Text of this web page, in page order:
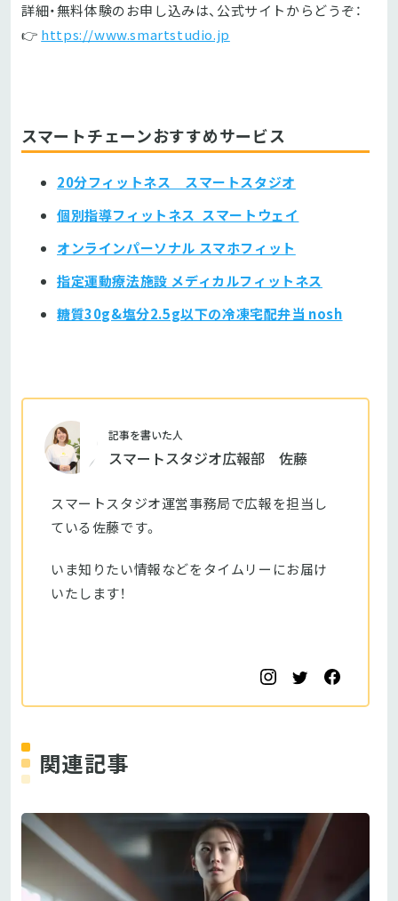
詳細・無料体験のお申し込みは、公式サイトからどうぞ：
👉 https://www.smartstudio.jp
スマートチェーンおすすめサービス
20分フィットネス スマートスタジオ
個別指導フィットネス スマートウェイ
オンラインパーソナル スマホフィット
指定運動療法施設 メディカルフィットネス
糖質30g&塩分2.5g以下の冷凍宅配弁当 nosh
記事を書いた人
スマートスタジオ広報部 佐藤
スマートスタジオ運営事務局で広報を担当し
ている佐藤です。
いま知りたい情報などをタイムリーにお届け
いたします！
関連記事